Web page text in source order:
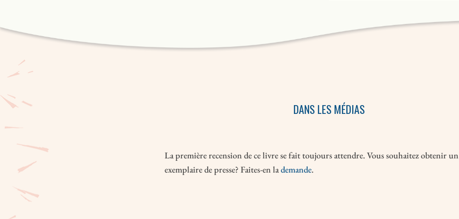
DANS LES MÉDIAS
La première recension de ce livre se fait toujours attendre. Vous souhaitez obtenir un
exemplaire de presse? Faites-en lademande.